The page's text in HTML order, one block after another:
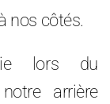
nos côtés.
lors du
arrière